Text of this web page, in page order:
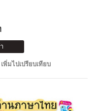
เพิ่มไปเปรียบเทียบ